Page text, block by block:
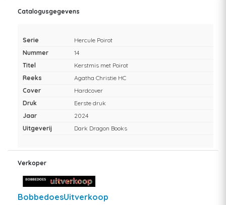
Catalogusgegevens
Serie
Hercule Poirot
Nummer
14
Titel
Kerstmis met Poirot
Reeks
Agatha Christie HC
Cover
Hardcover
Druk
Eerste druk
Jaar
2024
Uitgeverij
Dark Dragon Books
Verkoper
BobbedoesUitverkoop